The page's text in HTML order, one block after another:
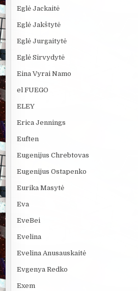
Eglė Jackaitė
Eglė Jakštytė
Eglė Jurgaitytė
Eglė Sirvydytė
Eina Vyrai Namo
el FUEGO
ELEY
Erica Jennings
Euften
Eugenijus Chrebtovas
Eugenijus Ostapenko
Eurika Masytė
Eva
EveBei
Evelina
Evelina Anusauskaitė
Evgenya Redko
Exem